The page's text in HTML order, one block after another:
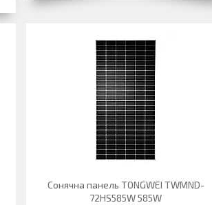
Сонячна панель TONGWEI TWMND-
72HS585W 585W